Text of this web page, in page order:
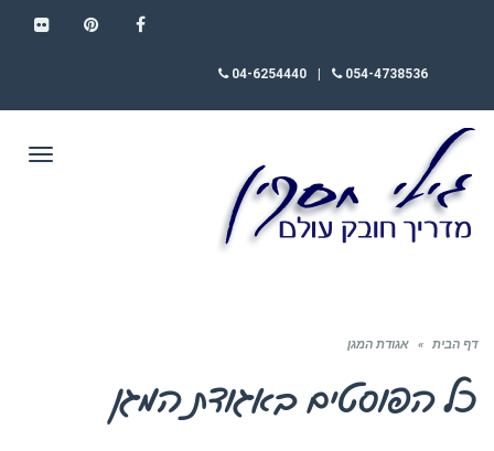
054-4738536
04-6254440
דף הבית » אגודת המגן
כל הפוסטים באגודת המגן